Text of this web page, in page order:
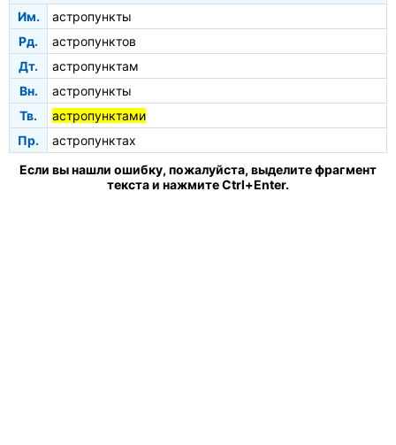
Им.
астропункты
Рд.
астропунктов
Дт.
астропунктам
Вн.
астропункты
Тв.
астропунктами
Пр.
астропунктах
Если вы нашли ошибку, пожалуйста, выделите фрагмент
текста и нажмите Ctrl+Enter.